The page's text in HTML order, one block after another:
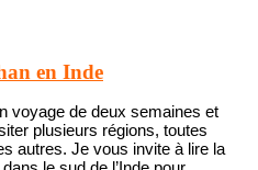
en Inde
voyage de deux semaines et
plusieurs régions, toutes
autres. Je vous invite à lire la